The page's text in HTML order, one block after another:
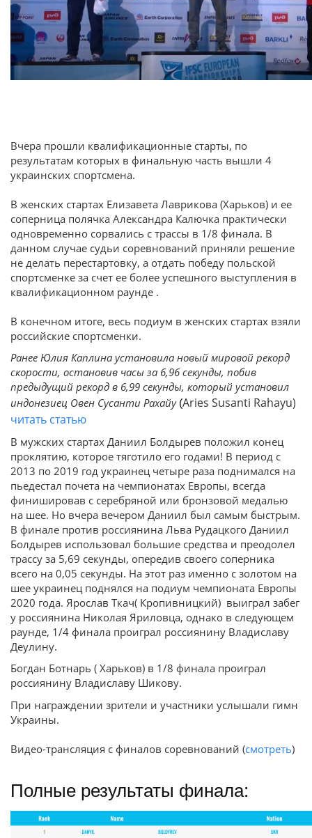
Вчера прошли квалификационные старты, по
результатам которых в финальную часть вышли 4
украинских спортсмена.
В женских стартах Елизавета Лаврикова (Харьков) и ее
соперница полячка Александра Калючка практически
одновременно сорвались с трассы в 1/8 финала. В
данном случае судьи соревнований приняли решение
не делать перестартовку, а отдать победу польской
спортсменке за счет ее более успешного выступления в
квалификационном раунде .
В конечном итоге, весь подиум в женских стартах взяли
российские спортсменки.
Ранее Юлия Каплина установила новый мировой рекорд
скорости, остановив часы за 6,96 секунды, побив
предыдущий рекорд в 6,99 секунды, который установил
индонезиец Овен Сусанти Рахайу (Aries Susanti Rahayu)
читать статью
В мужских стартах Даниил Болдырев положил конец
проклятию, которое тяготило его годами! В период с
2013 по 2019 год украинец четыре раза поднимался на
пьедестал почета на чемпионатах Европы, всегда
финишировав с серебряной или бронзовой медалью
на шее. Но вчера вечером Даниил был самым быстрым.
В финале против россиянина Льва Рудацкого Даниил
Болдырев использовал большие средства и преодолел
трассу за 5,69 секунды, опередив своего соперника
всего на 0,05 секунды. На этот раз именно с золотом на
шее украинец поднялся на подиум чемпионата Европы
2020 года. Ярослав Ткач( Кропивницкий) выиграл забег
у россиянина Николая Яриловца, однако в следующем
раунде, 1/4 финала проиграл россиянину Владиславу
Деулину.
Богдан Ботнарь ( Харьков) в 1/8 финала проиграл
россиянину Владиславу Шикову.
При награждении зрители и участники услышали гимн
Украины.
Видео-трансляция с финалов соревнований (смотреть)
Полные результаты финала: